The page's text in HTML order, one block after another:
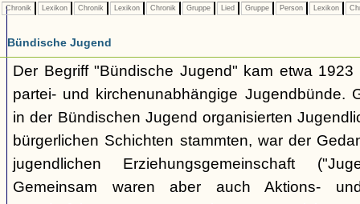
Chronik Lexikon Chronik Lexikon Chronik Gruppe Lied Gruppe Person Lexikon
Bündische Jugend
Der Begriff "Bündische Jugend" kam etwa
partei- und kirchenunabhängige Jugendbünde.
in der Bündischen Jugend organisierten
bürgerlichen Schichten stammten, war der
jugendlichen Erziehungsgemeinschaft
Gemeinsam waren aber auch Aktions-